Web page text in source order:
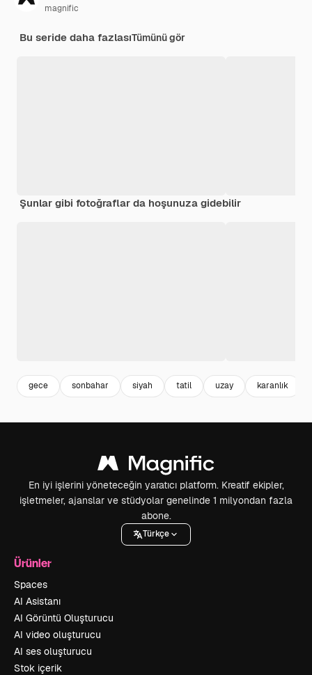
magnific
Bu seride daha fazlasıTümünü gör
Şunlar gibi fotoğraflar da hoşunuza gidebilir
gece sonbahar siyah tatil uzay karanlık
En iyi işlerini yöneteceğin yaratıcı platform. Kreatif ekipler,
işletmeler, ajanslar ve stüdyolar genelinde 1 milyondan fazla
abone.
Türkçe
Ürünler
Spaces
AI Asistanı
AI Görüntü Oluşturucu
AI video oluşturucu
AI ses oluşturucu
Stok içerik